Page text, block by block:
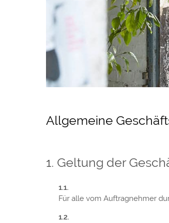
Allgemeine
Geltung der
Für alle vom Auftragnehmer